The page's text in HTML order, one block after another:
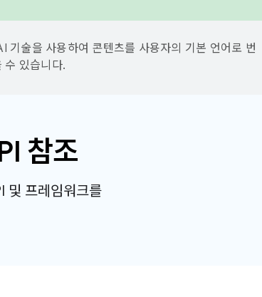
기술을 사용하여 콘텐츠를 사용자의 기본 언어로 번
수 있습니다.
참조
및 프레임워크를